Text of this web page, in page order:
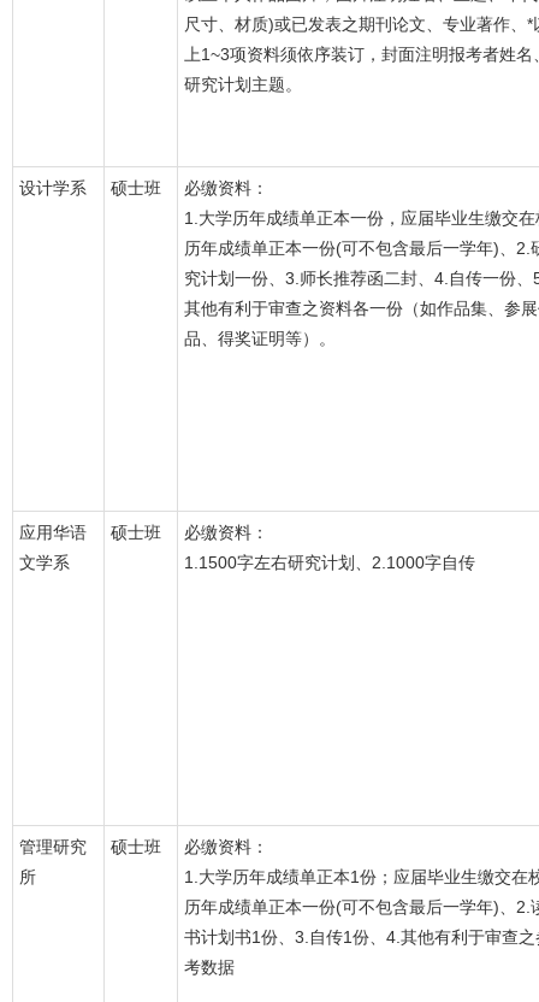
尺寸、材质)或已发表之期刊论文、专业著作、*
上1~3项资料须依序装订，封面注明报考者姓名
研究计划主题。
设计学系 硕士班
必缴资料：
1.大学历年成绩单正本一份，应届毕业生缴交在
历年成绩单正本一份(可不包含最后一学年)、2.
究计划一份、3.师长推荐函二封、4.自传一份、
其他有利于审查之资料各一份（如作品集、参
品、得奖证明等）。
应用华语
文学系
硕士班
必缴资料：
1.1500字左右研究计划、2.1000字自传
管理研究
所
硕士班
必缴资料：
1.大学历年成绩单正本1份；应届毕业生缴交在
历年成绩单正本一份(可不包含最后一学年)、2.
书计划书1份、3.自传1份、4.其他有利于审查之
考数据